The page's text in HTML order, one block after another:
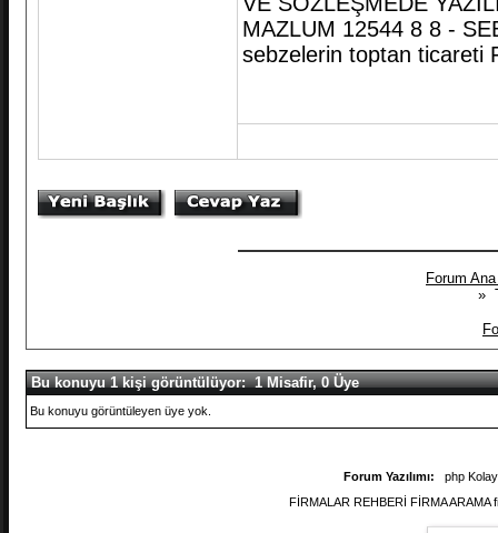
MAZLUM 12544 8 8 -
sebzelerin toptan ticareti
Forum
»
Bu konuyu 1 kişi görüntülüyor: 1 Misafir, 0 Üye
Bu konuyu görüntüleyen üye yok.
Forum Yazılımı:
php
FİRMALAR REHBERİ FİRMA